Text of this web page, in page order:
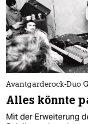
Avantgarderock-Duo
Alles könnte
Mit der Erweiterung